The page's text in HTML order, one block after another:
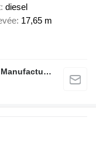
diesel
17,65 m
Xuzhou FMAN Construction Machinery Manufacture Co., Ltd.